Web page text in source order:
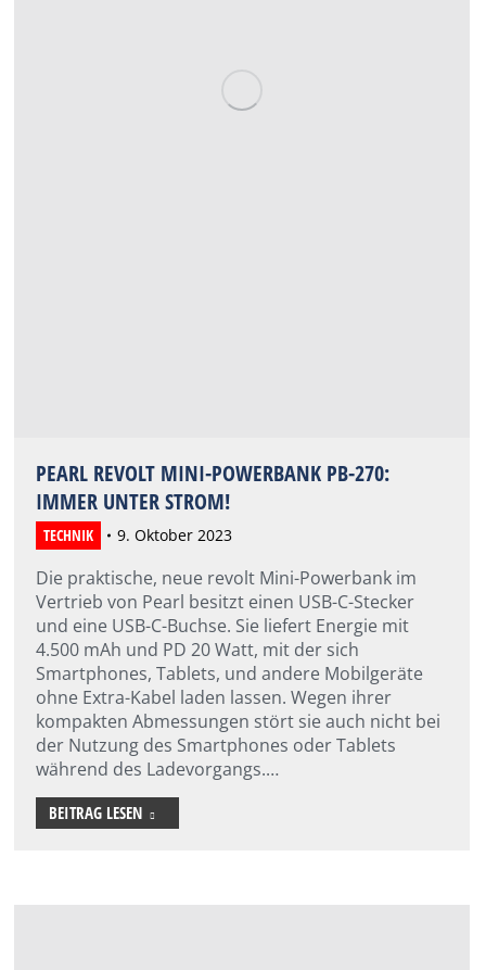
PEARL REVOLT MINI-POWERBANK PB-270:
IMMER UNTER STROM!
TECHNIK 9. Oktober 2023
Die praktische, neue revolt Mini-Powerbank im
Vertrieb von Pearl besitzt einen USB-C-Stecker
und eine USB-C-Buchse. Sie liefert Energie mit
4.500 mAh und PD 20 Watt, mit der sich
Smartphones, Tablets, und andere Mobilgeräte
ohne Extra-Kabel laden lassen. Wegen ihrer
kompakten Abmessungen stört sie auch nicht bei
der Nutzung des Smartphones oder Tablets
während des Ladevorgangs.…
BEITRAG LESEN